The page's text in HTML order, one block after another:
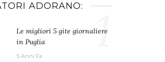
ADORANO:
Le migliori 5 gite giornaliere
in Puglia
5 Anni Fa 1